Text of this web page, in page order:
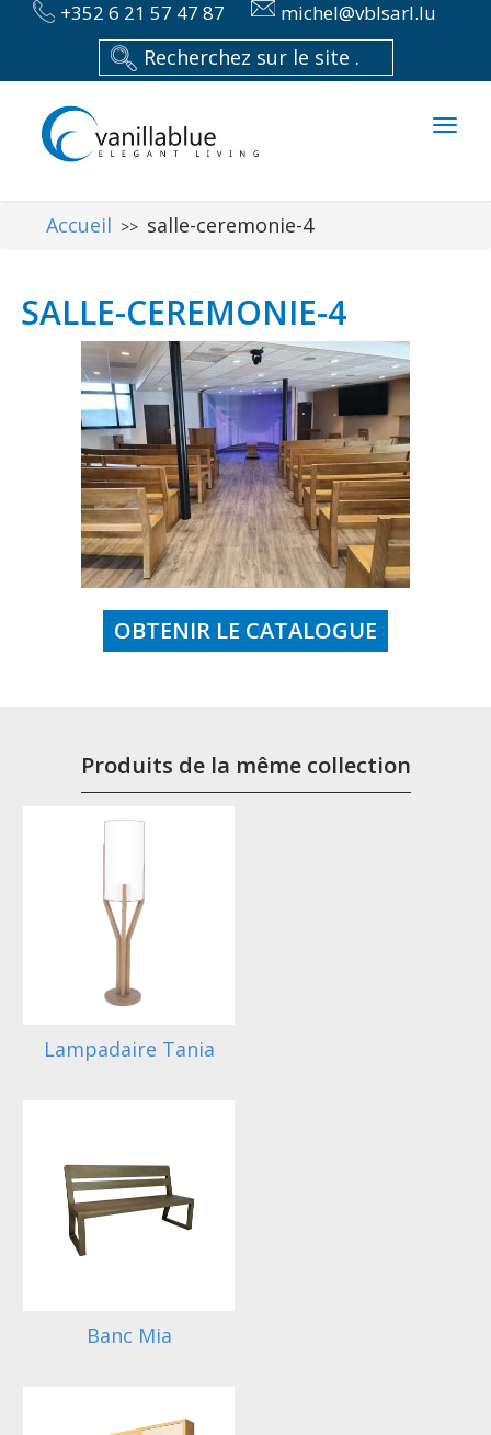
+352 6 21 57 47 87 michel@vblsarl.lu
Accueil >> salle-ceremonie-4
SALLE-CEREMONIE-4
OBTENIR LE CATALOGUE
Produits de la même collection
Lampadaire Tania
Banc Mia